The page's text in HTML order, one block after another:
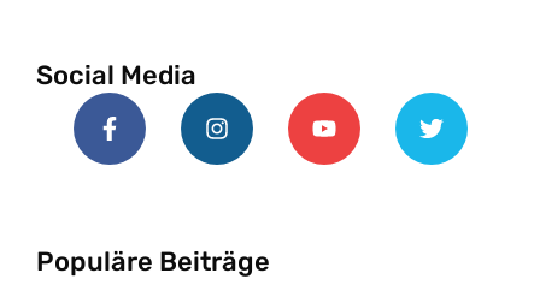
Social Media
Populäre Beiträge